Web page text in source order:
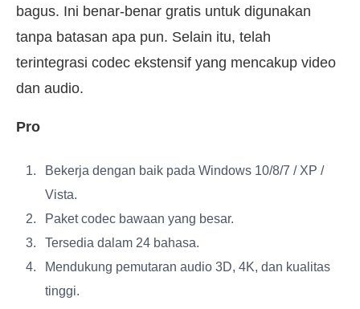
bagus. Ini benar-benar gratis untuk digunakan
tanpa batasan apa pun. Selain itu, telah
terintegrasi codec ekstensif yang mencakup video
dan audio.
Pro
Bekerja dengan baik pada Windows 10/8/7 / XP /
Vista.
Paket codec bawaan yang besar.
Tersedia dalam 24 bahasa.
Mendukung pemutaran audio 3D, 4K, dan kualitas
tinggi.